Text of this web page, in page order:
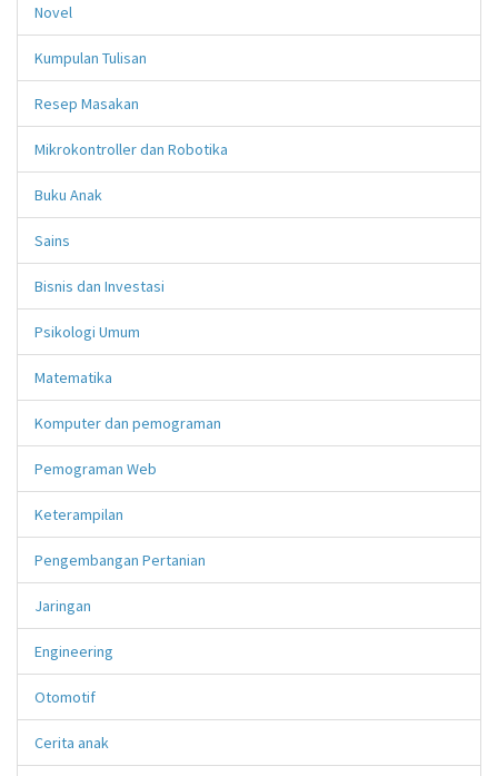
Novel
Kumpulan Tulisan
Resep Masakan
Mikrokontroller dan Robotika
Buku Anak
Sains
Bisnis dan Investasi
Psikologi Umum
Matematika
Komputer dan pemograman
Pemograman Web
Keterampilan
Pengembangan Pertanian
Jaringan
Engineering
Otomotif
Cerita anak